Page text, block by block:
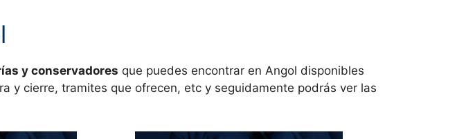
y conservadores que puedes encontrar en Angol disponibles
y cierre, tramites que ofrecen, etc y seguidamente podrás ver las